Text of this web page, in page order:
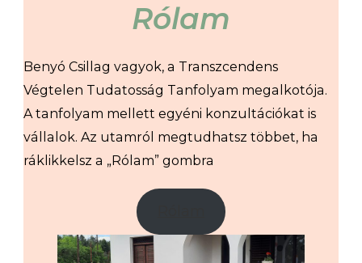
Rólam
Benyó Csillag vagyok, a Transzcendens
Végtelen Tudatosság Tanfolyam megalkotója.
A tanfolyam mellett egyéni konzultációkat is
vállalok. Az utamról megtudhatsz többet, ha
ráklikkelsz a „Rólam” gombra